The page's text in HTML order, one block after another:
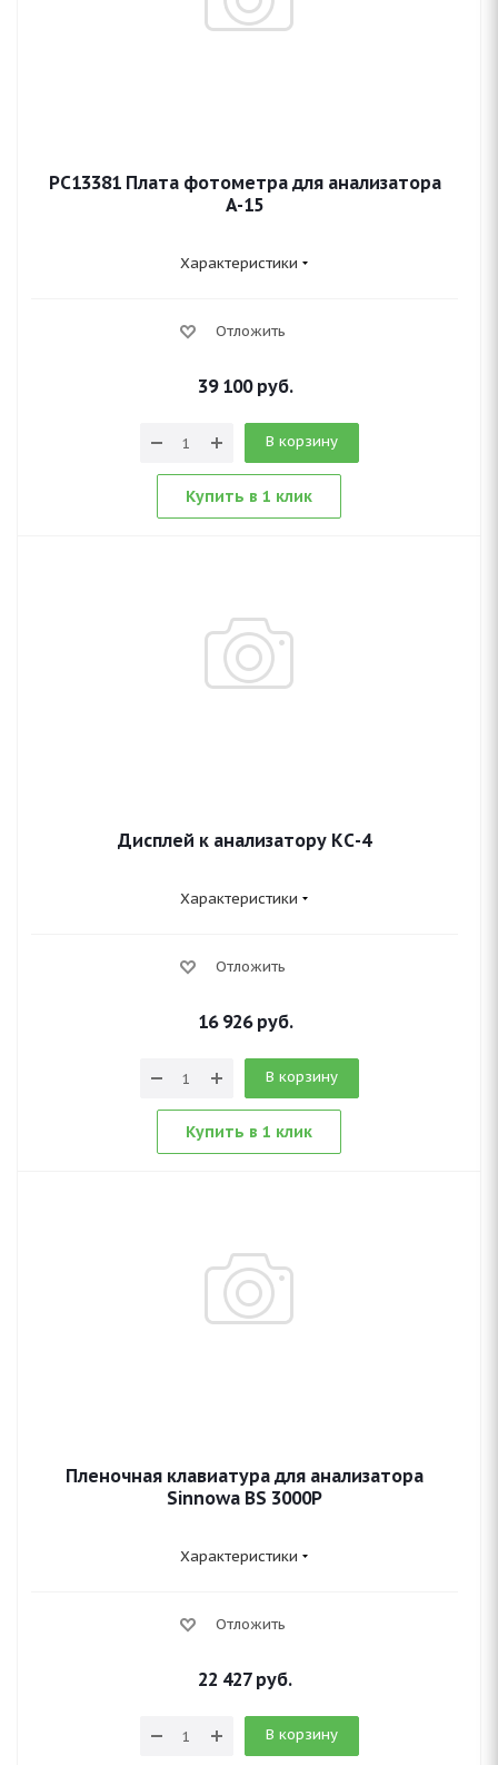
PC13381 Плата фотометра для анализатора
А-15
Характеристики
Отложить
39 100руб.
В корзину
Купить в 1 клик
Дисплей к анализатору КС-4
Характеристики
Отложить
16 926руб.
В корзину
Купить в 1 клик
Пленочная клавиатура для анализатора
Sinnowa BS 3000P
Характеристики
Отложить
22 427руб.
В корзину